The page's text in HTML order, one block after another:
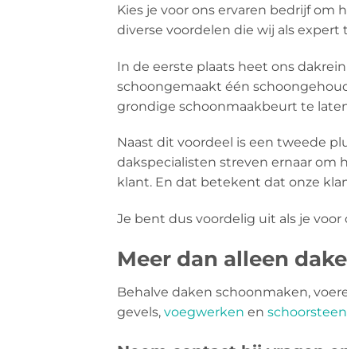
Kies je voor ons ervaren bedrijf
diverse voordelen die wij als
In de eerste plaats heet ons
schoongemaakt één
grondige schoonmaakbeurt te
Naast dit voordeel is een tweede
dakspecialisten streven ernaar om
klant. En dat betekent dat onze
Je bent dus voordelig uit als je
Meer dan alleen
Behalve daken schoonmaken,
gevels, voegwerken en